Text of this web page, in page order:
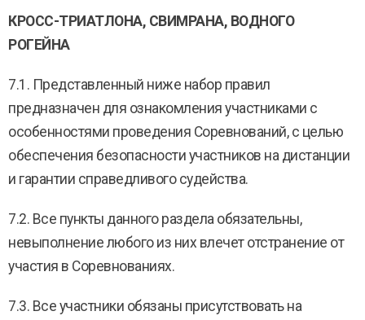
КРОСС-ТРИАТЛОНА, СВИМРАНА, ВОДНОГО
РОГЕЙНА
7.1. Представленный ниже набор правил
предназначен для ознакомления участниками с
особенностями проведения Соревнований, с целью
обеспечения безопасности участников на дистанции
и гарантии справедливого судейства.
7.2. Все пункты данного раздела обязательны,
невыполнение любого из них влечет отстранение от
участия в Соревнованиях.
7.3. Все участники обязаны присутствовать на